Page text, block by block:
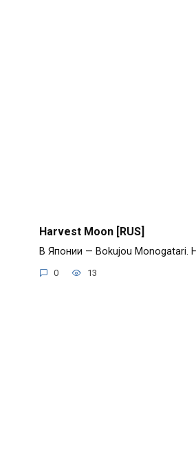
Harvest Moon [RUS]
В Японии — Bokujou Monogatari.
0 13